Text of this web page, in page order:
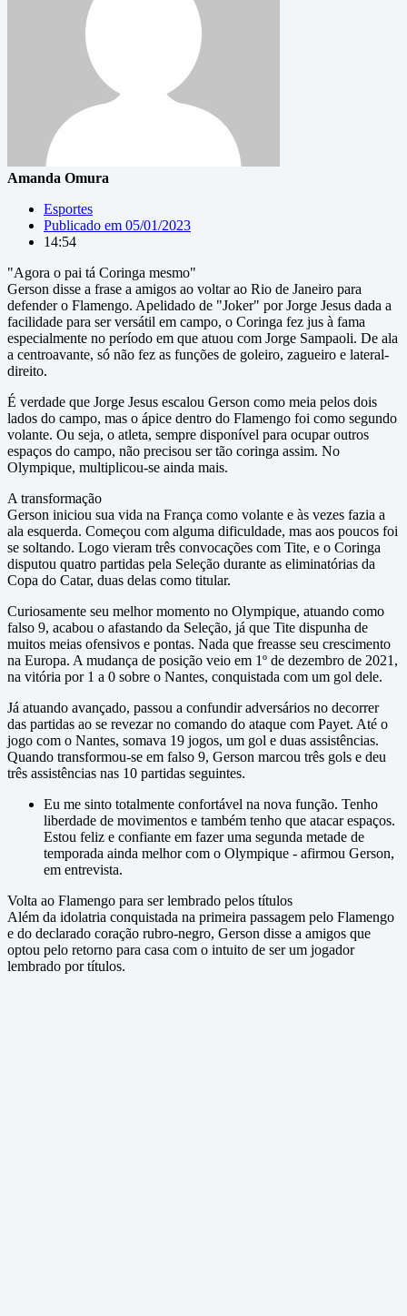
Amanda Omura
Esportes
Publicado em 05/01/2023
14:54
"Agora o pai tá Coringa mesmo"
Gerson disse a frase a amigos ao voltar ao Rio de Janeiro para
defender o Flamengo. Apelidado de "Joker" por Jorge Jesus dada a
facilidade para ser versátil em campo, o Coringa fez jus à fama
especialmente no período em que atuou com Jorge Sampaoli. De ala
a centroavante, só não fez as funções de goleiro, zagueiro e lateral-
direito.
É verdade que Jorge Jesus escalou Gerson como meia pelos dois
lados do campo, mas o ápice dentro do Flamengo foi como segundo
volante. Ou seja, o atleta, sempre disponível para ocupar outros
espaços do campo, não precisou ser tão coringa assim. No
Olympique, multiplicou-se ainda mais.
A transformação
Gerson iniciou sua vida na França como volante e às vezes fazia a
ala esquerda. Começou com alguma dificuldade, mas aos poucos foi
se soltando. Logo vieram três convocações com Tite, e o Coringa
disputou quatro partidas pela Seleção durante as eliminatórias da
Copa do Catar, duas delas como titular.
Curiosamente seu melhor momento no Olympique, atuando como
falso 9, acabou o afastando da Seleção, já que Tite dispunha de
muitos meias ofensivos e pontas. Nada que freasse seu crescimento
na Europa. A mudança de posição veio em 1º de dezembro de 2021,
na vitória por 1 a 0 sobre o Nantes, conquistada com um gol dele.
Já atuando avançado, passou a confundir adversários no decorrer
das partidas ao se revezar no comando do ataque com Payet. Até o
jogo com o Nantes, somava 19 jogos, um gol e duas assistências.
Quando transformou-se em falso 9, Gerson marcou três gols e deu
três assistências nas 10 partidas seguintes.
Eu me sinto totalmente confortável na nova função. Tenho
liberdade de movimentos e também tenho que atacar espaços.
Estou feliz e confiante em fazer uma segunda metade de
temporada ainda melhor com o Olympique - afirmou Gerson,
em entrevista.
Volta ao Flamengo para ser lembrado pelos títulos
Além da idolatria conquistada na primeira passagem pelo Flamengo
e do declarado coração rubro-negro, Gerson disse a amigos que
optou pelo retorno para casa com o intuito de ser um jogador
lembrado por títulos.